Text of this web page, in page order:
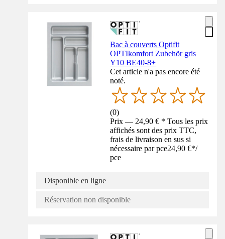
Bac à couverts Optifit
OPTIkomfort Zubehör gris
Y10 BE40-8+
Cet article n'a pas encore été
noté.
(0)
Prix — 24,90 € * Tous les prix
affichés sont des prix TTC,
frais de livraison en sus si
nécessaire par pce24,90 €*/
pce
Disponible en ligne
Réservation non disponible